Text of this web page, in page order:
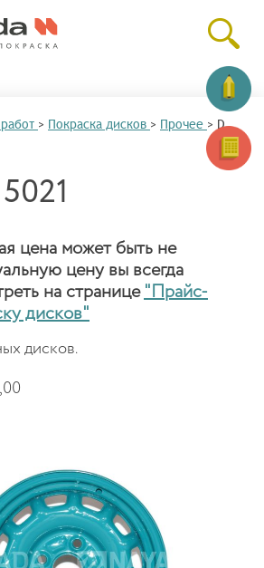
> Покраска дисков > Прочее > D
цена может быть не
цену вы всегда
на странице "Прайс-
дисков"
дисков.